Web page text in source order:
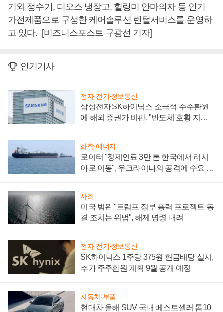
기와 정수기, 디오스 냉장고, 힐링미 안마의자 등 인기
가전제품으로 구성한 케어솔루션 렌털서비스를 운영하
고 있다. [비즈니스포스트 구광선 기자]
인기기사
전자·전기·정보통신
삼성전자 SK하이닉스 소극적 주주환원
에 해외 증권가 비판, "반도체 호황 지속
화학·에너지
로이터 "정제연료 3만 톤 한국에서 러시
아로 이동", 우크라이나의 공격에 수요 늘
사회
미국 법원 "트럼프 정부 풍력 프로젝트 동
결 조치는 위법", 해제 명령 내려
전자·전기·정보통신
SK하이닉스 1주당 375원 현금배당 실시,
추가 주주환원 계획 9월 공개 예정
자동차·부품
현대차 올해 SUV 국내 베스트셀러 톱10